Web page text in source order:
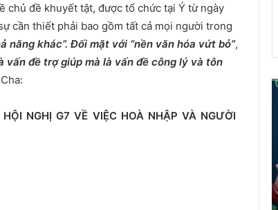
chủ đề khuyết tật, được tổ chức tại Ý từ ngày
cần thiết phải bao gồm tất cả mọi người trong
năng khác”. Đối mặt với “nền văn hóa vứt bỏ”,
vấn đề trợ giúp mà là vấn đề công lý và tôn
NGHỊ G7 VỀ VIỆC HOÀ NHẬP VÀ NGƯỜI
Đ
ể
d
â
n